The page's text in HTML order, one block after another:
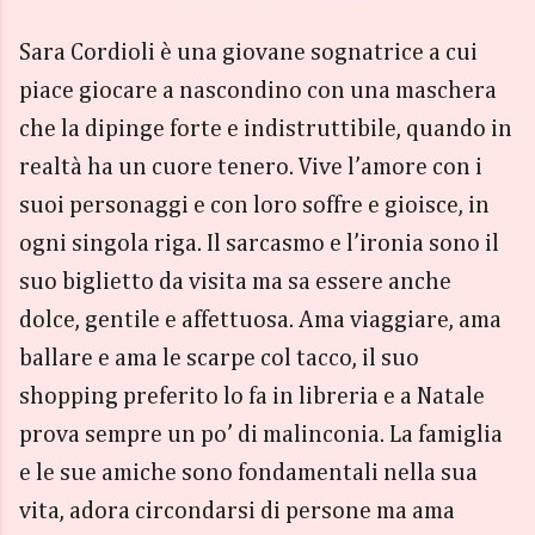
Sara Cordioli è una giovane sognatrice a cui
piace giocare a nascondino con una maschera
che la dipinge forte e indistruttibile, quando in
realtà ha un cuore tenero. Vive l’amore con i
suoi personaggi e con loro soffre e gioisce, in
ogni singola riga. Il sarcasmo e l’ironia sono il
suo biglietto da visita ma sa essere anche
dolce, gentile e affettuosa. Ama viaggiare, ama
ballare e ama le scarpe col tacco, il suo
shopping preferito lo fa in libreria e a Natale
prova sempre un po’ di malinconia. La famiglia
e le sue amiche sono fondamentali nella sua
vita, adora circondarsi di persone ma ama